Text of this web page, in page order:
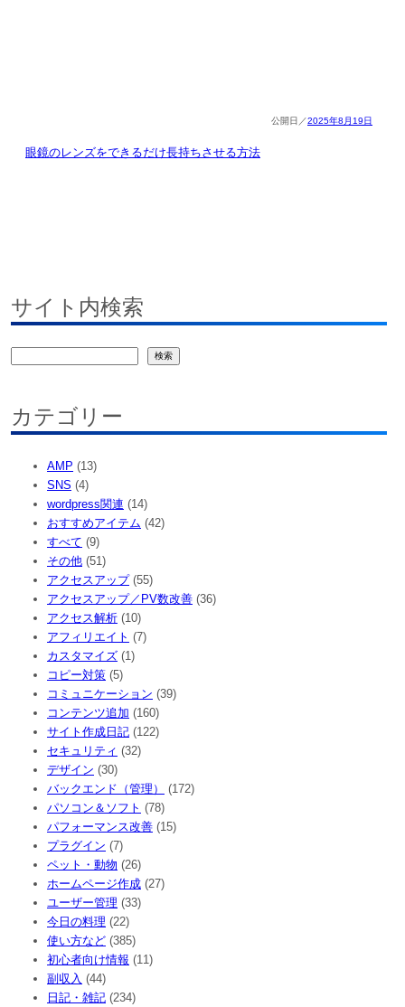
2025年8月19日
眼鏡のレンズをできるだけ長持ちさせる方法
サイト内検索
検索
カテゴリー
AMP (13)
SNS (4)
wordpress関連 (14)
おすすめアイテム (42)
すべて (9)
その他 (51)
アクセスアップ(55)
アクセスアップ／PV数改善 (36)
アクセス解析 (10)
アフィリエイト (7)
カスタマイズ (1)
コピー対策 (5)
コミュニケーション (39)
コンテンツ追加 (160)
サイト作成日記 (122)
セキュリティ (32)
デザイン (30)
バックエンド（管理）
(172)
パソコン＆ソフト (78)
パフォーマンス改善 (15)
プラグイン (7)
ペット・動物 (26)
ホームページ作成 (27)
ユーザー管理 (33)
今日の料理 (22)
使い方など (385)
初心者向け情報 (11)
副収入 (44)
日記・雑記 (234)